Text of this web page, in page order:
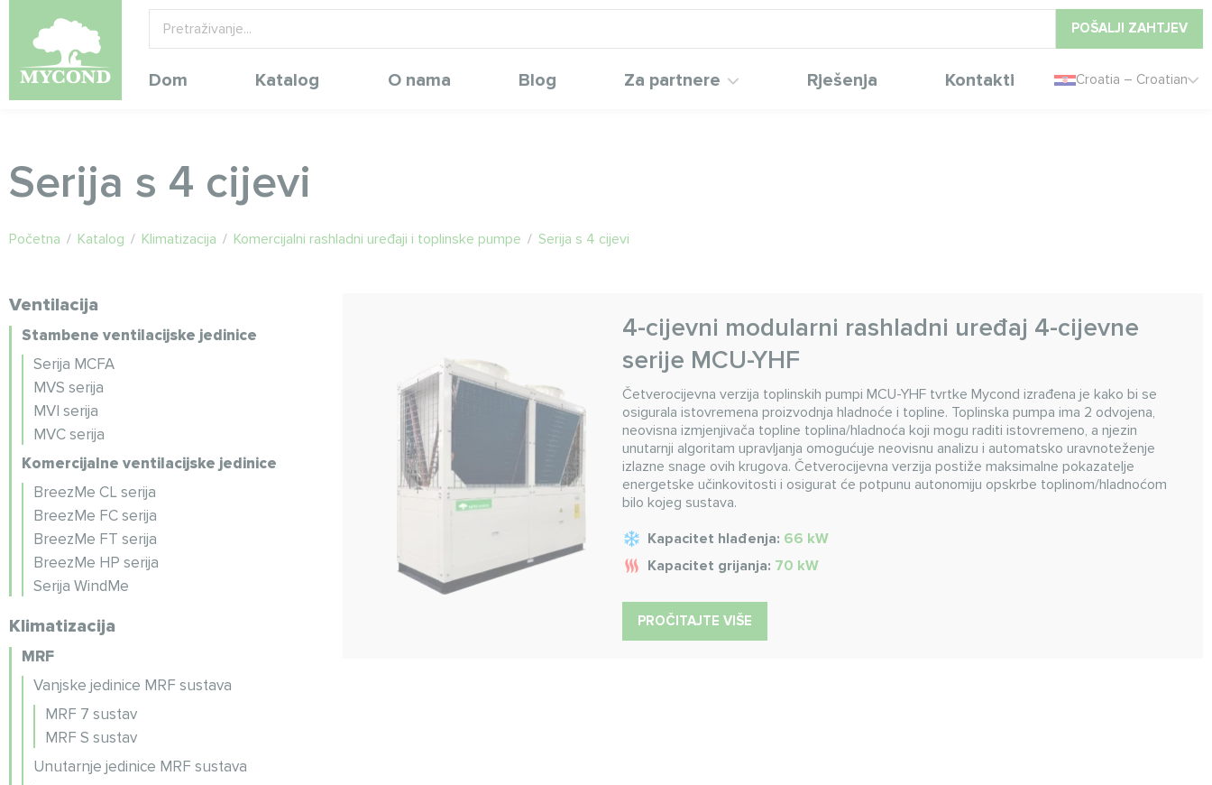
POŠALJI ZAHTJEV
Dom Katalog O nama Blog Za partnere Rješenja Kontakti Croatia – Croatian
Serija s 4 cijevi
Početna / Katalog / Klimatizacija / Komercijalni rashladni uređaji i toplinske pumpe / Serija s 4 cijevi
Ventilacija
Stambene ventilacijske jedinice
Serija MCFA
MVS serija
MVI serija
MVC serija
Komercijalne ventilacijske jedinice
BreezMe CL serija
BreezMe FC serija
BreezMe FT serija
BreezMe HP serija
Serija WindMe
Klimatizacija
MRF
Vanjske jedinice MRF sustava
MRF 7 sustav
MRF S sustav
Unutarnje jedinice MRF sustava
4-cijevni modularni rashladni uređaj 4-cijevne
serije MCU-YHF
Četverocijevna verzija toplinskih pumpi MCU-YHF tvrtke Mycond izrađena je kako bi se
osigurala istovremena proizvodnja hladnoće i topline. Toplinska pumpa ima 2 odvojena,
neovisna izmjenjivača topline toplina/hladnoća koji mogu raditi istovremeno, a njezin
unutarnji algoritam upravljanja omogućuje neovisnu analizu i automatsko uravnoteženje
izlazne snage ovih krugova. Četverocijevna verzija postiže maksimalne pokazatelje
energetske učinkovitosti i osigurat će potpunu autonomiju opskrbe toplinom/hladnoćom
bilo kojeg sustava.
Kapacitet hlađenja: 66 kW
Kapacitet grijanja: 70 kW
PROČITAJTE VIŠE